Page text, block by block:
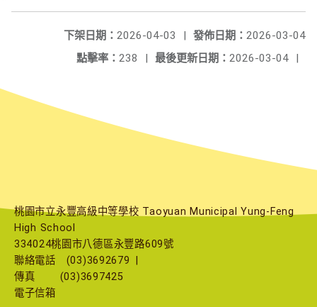
發佈日期： 2026-03-04
下架日期： 2026-04-03
|
最後更新日期： 2026-03-04 |
點擊率： 238 |
桃園市立永豐高級中等學校 Taoyuan Municipal Yung-Feng
High School
334024桃園市八德區永豐路609號
聯絡電話
(03)3692679
傳真
(03)3697425
電子信箱